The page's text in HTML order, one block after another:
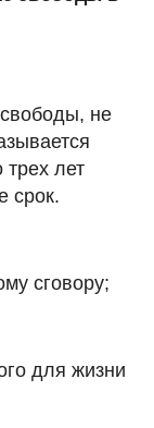
не
лет
срок.
сговору;
для жизни